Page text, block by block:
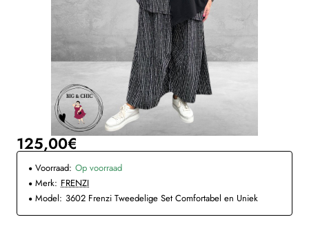
125,00€
Voorraad: Op voorraad
Merk: FRENZI
Model: 3602 Frenzi Tweedelige Set Comfortabel en Uniek